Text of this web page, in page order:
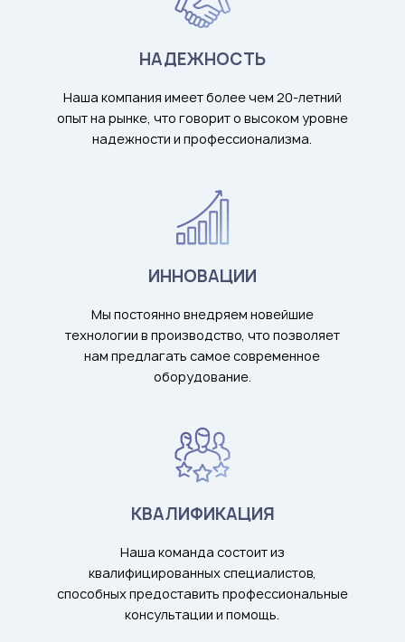
НАДЕЖНОСТЬ
Наша компания имеет более чем 20-летний
опыт на рынке, что говорит о высоком уровне
надежности и профессионализма.
ИННОВАЦИИ
Мы постоянно внедряем новейшие
технологии в производство, что позволяет
нам предлагать самое современное
оборудование.
КВАЛИФИКАЦИЯ
Наша команда состоит из
квалифицированных специалистов,
способных предоставить профессиональные
консультации и помощь.